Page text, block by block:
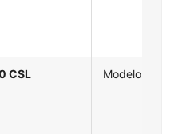
CSL Modelo